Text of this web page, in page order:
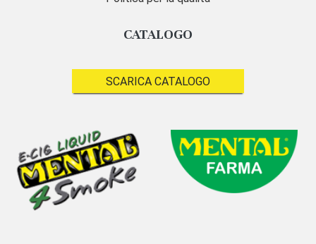
CATALOGO
SCARICA CATALOGO